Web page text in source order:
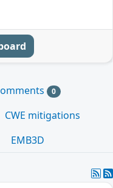
0
CWE mitigations
EMB3D